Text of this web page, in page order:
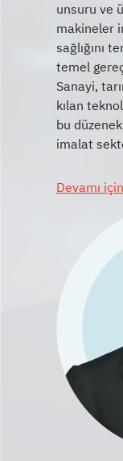
unsuru ve
makineler
sağlığını
temel
Sanayi,
kılan
bu
Devamı